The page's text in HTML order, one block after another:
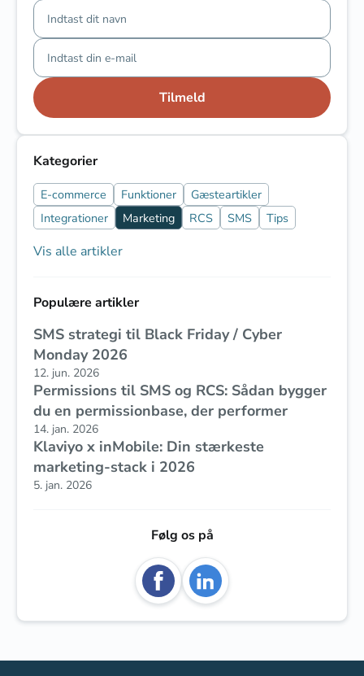
Tilmeld
Kategorier
E-commerce Funktioner
Gæsteartikler
Integrationer
Marketing RCS SMS Tips
Vis alle artikler
Populære artikler
SMS strategi til Black Friday / Cyber
Monday 2026
12. jun. 2026
Permissions til SMS og RCS: Sådan bygger
du en permissionbase, der performer
14. jan. 2026
Klaviyo x inMobile: Din stærkeste
marketing-stack i 2026
5. jan. 2026
Følg os på